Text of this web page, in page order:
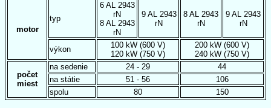
motor
typ
6 AL 2943
rN
8 AL 2943
rN
9 AL 2943
rN
8 AL 2943
rN
9 AL 2943
rN
výkon
100 kW (600 V)
120 kW (750 V)
200 kW (600 V)
240 kW (750 V)
počet
miest
na sedenie 24 - 29
44
na státie
51 - 56
106
spolu
80 150